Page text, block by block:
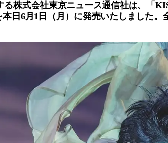
！
数
読
み
込
み
中
で
す
株式会社東京ニュース通信社は、「
日6月1日（月）に発売いたしました。